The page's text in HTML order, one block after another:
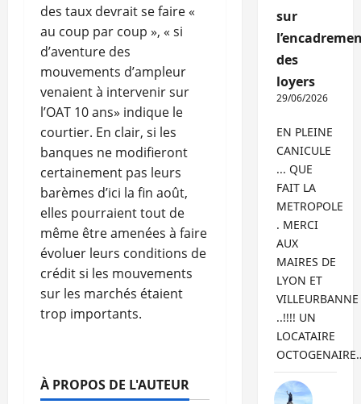
des taux devrait se faire «
au coup par coup », « si
d’aventure des
mouvements d’ampleur
venaient à intervenir sur
l’OAT 10 ans» indique le
courtier. En clair, si les
banques ne modifieront
certainement pas leurs
barèmes d’ici la fin août,
elles pourraient tout de
même être amenées à faire
évoluer leurs conditions de
crédit si les mouvements
sur les marchés étaient
trop importants.
À PROPOS DE L'AUTEUR
sur
des
loyers
29/06/2026
EN PLEINE
CANICULE
... QUE
FAIT LA
METROPOLE
. MERCI
AUX
MAIRES DE
LYON ET
VILLEURBANNE
..!!!! UN
LOCATAIRE